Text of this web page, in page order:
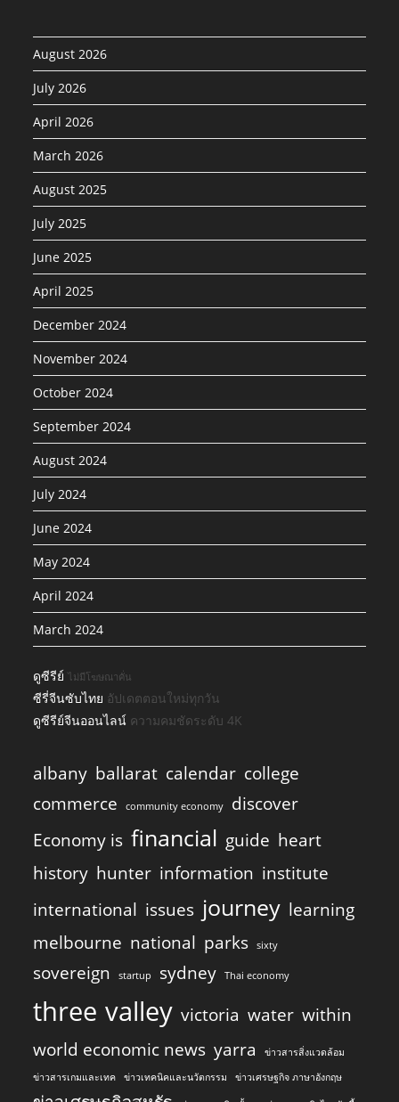
August 2026
July 2026
April 2026
March 2026
August 2025
July 2025
June 2025
April 2025
December 2024
November 2024
October 2024
September 2024
August 2024
July 2024
June 2024
May 2024
April 2024
March 2024
ดูซีรีย์ ไม่มีโฆษณาคั่น
ซีรี่จีนซับไทย อัปเดตตอนใหม่ทุกวัน
ดูซีรีย์จีนออนไลน์ ความคมชัดระดับ 4K
albany ballarat calendar college
commerce
community economy
discover
Economy is financial guide heart
history hunter information institute
international issues journey learning
melbourne national parks sixty
sovereign startup sydney Thai economy
three valley victoria water within
world economic news yarra
ข่าวสารสิ่งแวดล้อม
ข่าวสารเกมและเทค
ข่าวเทคนิคและนวัตกรรม ข่าวเศรษฐกิจ ภาษาอังกฤษ